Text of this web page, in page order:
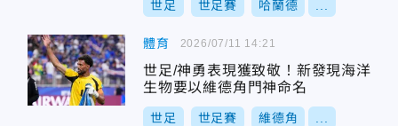
世足 世足賽 哈蘭德
體育
世足/神勇表現獲致敬！新發現海洋
生物要以維德角門神命名
世足 世足賽 維德角
2026/07/11 14:21